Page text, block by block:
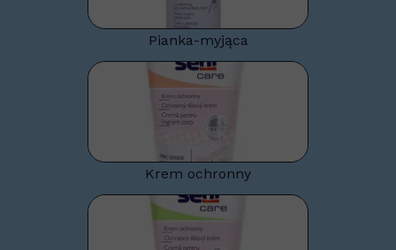
Pianka-myjąca
Krem ochronny